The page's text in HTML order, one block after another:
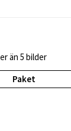
än 5 bilder
Paket